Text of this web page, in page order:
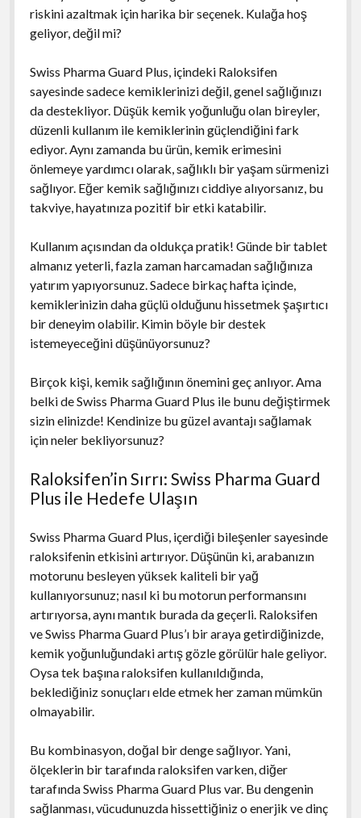
riskini azaltmak için harika bir seçenek. Kulağa hoş
geliyor, değil mi?
Swiss Pharma Guard Plus, içindeki Raloksifen
sayesinde sadece kemiklerinizi değil, genel sağlığınızı
da destekliyor. Düşük kemik yoğunluğu olan bireyler,
düzenli kullanım ile kemiklerinin güçlendiğini fark
ediyor. Aynı zamanda bu ürün, kemik erimesini
önlemeye yardımcı olarak, sağlıklı bir yaşam sürmenizi
sağlıyor. Eğer kemik sağlığınızı ciddiye alıyorsanız, bu
takviye, hayatınıza pozitif bir etki katabilir.
Kullanım açısından da oldukça pratik! Günde bir tablet
almanız yeterli, fazla zaman harcamadan sağlığınıza
yatırım yapıyorsunuz. Sadece birkaç hafta içinde,
kemiklerinizin daha güçlü olduğunu hissetmek şaşırtıcı
bir deneyim olabilir. Kimin böyle bir destek
istemeyeceğini düşünüyorsunuz?
Birçok kişi, kemik sağlığının önemini geç anlıyor. Ama
belki de Swiss Pharma Guard Plus ile bunu değiştirmek
sizin elinizde! Kendinize bu güzel avantajı sağlamak
için neler bekliyorsunuz?
Raloksifen’in Sırrı: Swiss Pharma Guard
Plus ile Hedefe Ulaşın
Swiss Pharma Guard Plus, içerdiği bileşenler sayesinde
raloksifenin etkisini artırıyor. Düşünün ki, arabanızın
motorunu besleyen yüksek kaliteli bir yağ
kullanıyorsunuz; nasıl ki bu motorun performansını
artırıyorsa, aynı mantık burada da geçerli. Raloksifen
ve Swiss Pharma Guard Plus’ı bir araya getirdiğinizde,
kemik yoğunluğundaki artış gözle görülür hale geliyor.
Oysa tek başına raloksifen kullanıldığında,
beklediğiniz sonuçları elde etmek her zaman mümkün
olmayabilir.
Bu kombinasyon, doğal bir denge sağlıyor. Yani,
ölçeklerin bir tarafında raloksifen varken, diğer
tarafında Swiss Pharma Guard Plus var. Bu dengenin
sağlanması, vücudunuzda hissettiğiniz o enerjik ve dinç